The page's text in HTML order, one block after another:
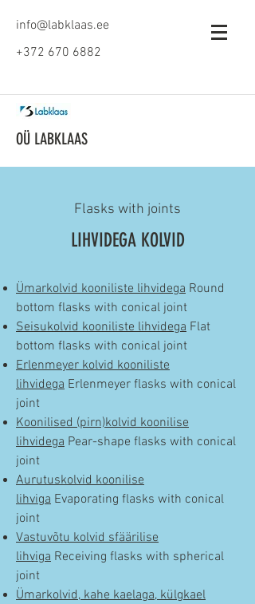
info@labklaas.ee
+372 670 6882
OÜ LABKLAAS
Flasks with joints
LIHVIDEGA KOLVID
Ümarkolvid kooniliste lihvidega Round
bottom flasks with conical joint
Seisukolvid kooniliste lihvidega Flat
bottom flasks with conical joint
Erlenmeyer kolvid kooniliste
lihvidega Erlenmeyer flasks with conical
joint
Koonilised (pirn)kolvid koonilise
lihvidega Pear-shape flasks with conical
joint
Aurutuskolvid koonilise
lihviga Evaporating flasks with conical
joint
Vastuvõtu kolvid sfäärilise
lihviga Receiving flasks with spherical
joint
Ümarkolvid, kahe kaelaga, külgkael